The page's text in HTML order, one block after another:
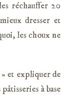
réchauffer 20
dresser et
les choux ne
et expliquer de
à base